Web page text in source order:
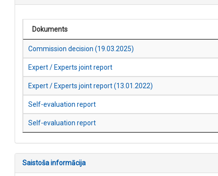
Dokuments
Commission decision (19.03.2025)
Expert / Experts joint report
Expert / Experts joint report (13.01.2022)
Self-evaluation report
Self-evaluation report
Saistoša informācija